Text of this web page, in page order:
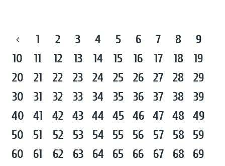
1 2 3 4 5 6 7 8
9
10
11 12 13 14 15 16 17 18
19
20
21 22 23 24 25 26 27 28
29
30
31 32 33 34 35 36 37 38
39
40
41 42 43 44 45 46 47 48
49
50
51 52 53 54 55 56 57 58
59
60
61 62 63 64 65 66 67 68
69